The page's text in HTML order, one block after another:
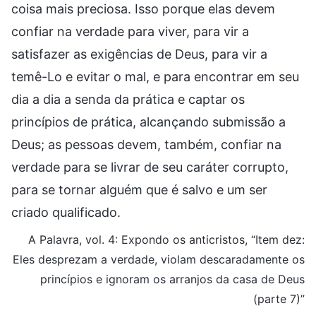
coisa mais preciosa. Isso porque elas devem
confiar na verdade para viver, para vir a
satisfazer as exigências de Deus, para vir a
temê-Lo e evitar o mal, e para encontrar em seu
dia a dia a senda da prática e captar os
princípios de prática, alcançando submissão a
Deus; as pessoas devem, também, confiar na
verdade para se livrar de seu caráter corrupto,
para se tornar alguém que é salvo e um ser
criado qualificado.
A Palavra, vol. 4: Expondo os anticristos, “Item dez:
Eles desprezam a verdade, violam descaradamente os
princípios e ignoram os arranjos da casa de Deus
(parte 7)”